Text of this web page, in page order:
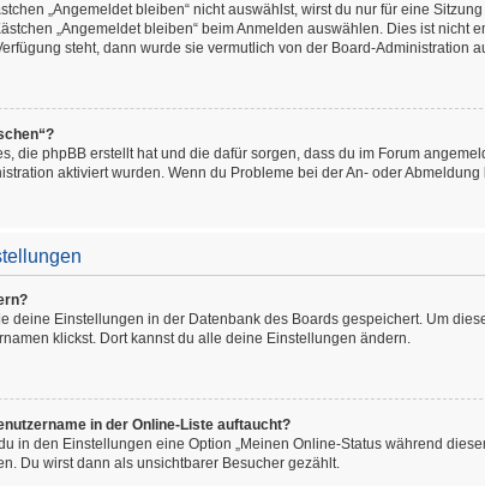
„Angemeldet bleiben“ nicht auswählst, wirst du nur für eine
„Angemeldet bleiben“ beim Anmelden auswählen. Dies ist
steht, dann wurde sie vermutlich von der Board-Administration
die phpBB erstellt hat und die dafür sorgen, dass du im Forum
aktiviert wurden. Wenn du Probleme bei der An- oder
deine Einstellungen in der Datenbank des Boards gespeichert. Um
klickst. Dort kannst du alle deine Einstellungen ändern.
in der Online-Liste auftaucht?
in den Einstellungen eine Option „Meinen Online-Status während
Du wirst dann als unsichtbarer Besucher gezählt.